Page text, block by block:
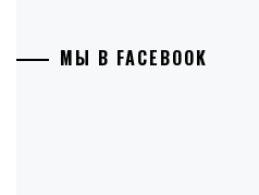
МЫ В FACEBOOK